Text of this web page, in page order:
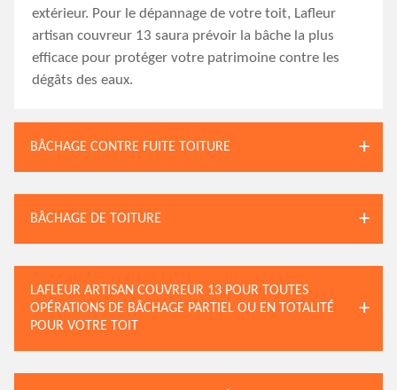
extérieur. Pour le dépannage de votre toit, Lafleur
artisan couvreur 13 saura prévoir la bâche la plus
efficace pour protéger votre patrimoine contre les
dégâts des eaux.
BÂCHAGE CONTRE FUITE TOITURE
BÂCHAGE DE TOITURE
LAFLEUR ARTISAN COUVREUR 13 POUR TOUTES
OPÉRATIONS DE BÂCHAGE PARTIEL OU EN TOTALITÉ
POUR VOTRE TOIT